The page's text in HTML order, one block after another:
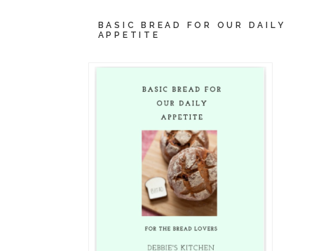
BASIC BREAD FOR OUR DAILY
APPETITE